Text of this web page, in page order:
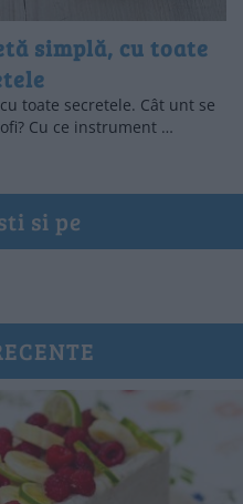
simplă, cu toate
toate secretele. Cât unt se
Cu ce instrument …
si pe